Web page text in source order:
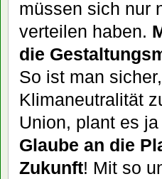
müssen sich nur
verteilen haben.
die
So ist man
Klimaneutralität
Union, plant es ja
Glaube an die
Zukunft! Mit so